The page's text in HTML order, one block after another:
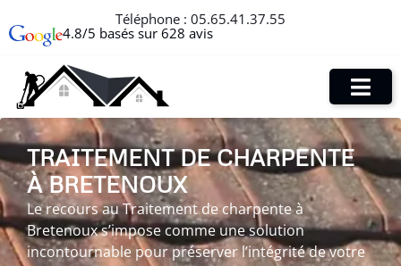
Téléphone : 05.65.41.37.55
4.8/5 basés sur 628 avis
TRAITEMENT DE CHARPENTE
À BRETENOUX
Le recours au Traitement de charpente à
Bretenoux s’impose comme une solution
incontournable pour préserver l’intégrité de votre